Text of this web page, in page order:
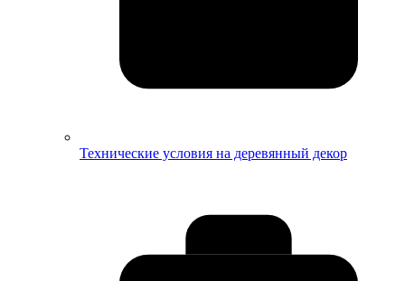
Технические условия на деревянный декор